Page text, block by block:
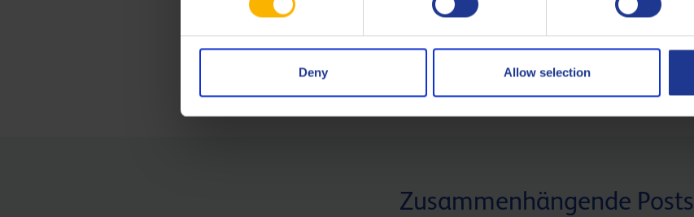
Deny Allow selection
BROSCHÜRE SCHNITZLER PRODUKTPROGRAMM
Zusammenhängende Posts